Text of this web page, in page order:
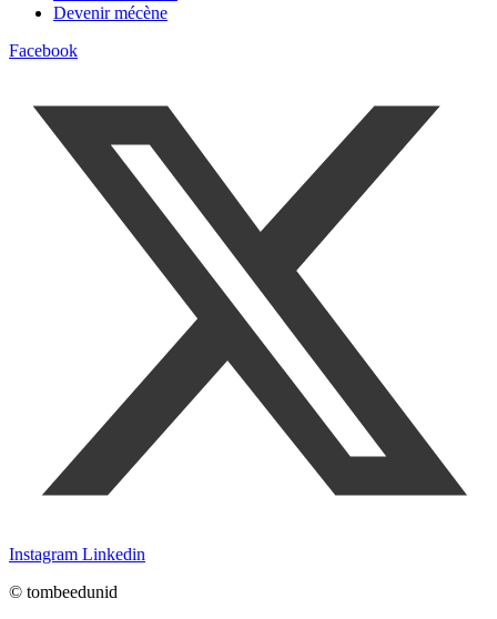
Devenir mécène
Facebook
Instagram Linkedin
© tombeedunid